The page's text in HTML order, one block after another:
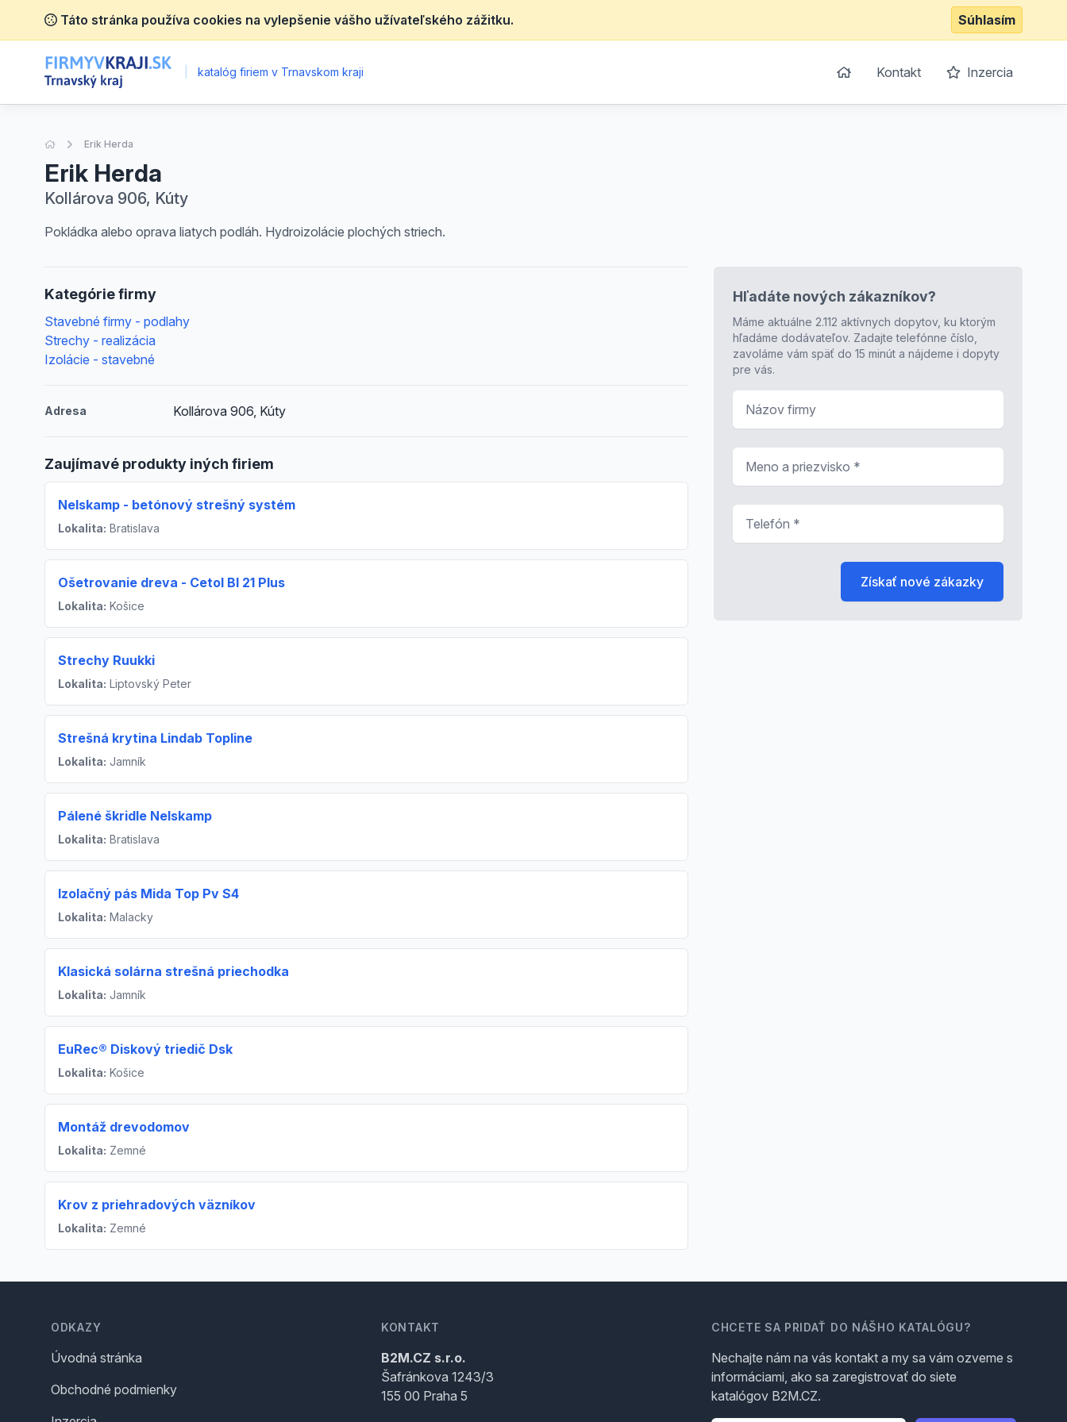
Táto stránka používa cookies na vylepšenie vášho užívateľského zážitku. Súhlasím
katalóg firiem v Trnavskom kraji Kontakt Inzercia
Úvodná stránka
Erik Herda
Erik Herda
Kollárova 906, Kúty
Pokládka alebo oprava liatych podláh. Hydroizolácie plochých striech.
Kategórie firmy
Stavebné firmy - podlahy
Strechy - realizácia
Izolácie - stavebné
Adresa Kollárova 906, Kúty
Zaujímavé produkty iných firiem
Nelskamp - betónový strešný systém
Lokalita: Bratislava
Ošetrovanie dreva - Cetol Bl 21 Plus
Lokalita: Košice
Strechy Ruukki
Lokalita: Liptovský Peter
Strešná krytina Lindab Topline
Lokalita: Jamník
Pálené škridle Nelskamp
Lokalita: Bratislava
Izolačný pás Mida Top Pv S4
Lokalita: Malacky
Klasická solárna strešná priechodka
Lokalita: Jamník
EuRec® Diskový triedič Dsk
Lokalita: Košice
Montáž drevodomov
Lokalita: Zemné
Krov z priehradových väzníkov
Lokalita: Zemné
Hľadáte nových zákazníkov?
Máme aktuálne 2.112 aktívnych dopytov, ku ktorým
hľadáme dodávateľov. Zadajte telefónne číslo,
zavoláme vám späť do 15 minút a nájdeme i dopyty
pre vás.
Získať nové zákazky
ODKAZY
Úvodná stránka
Obchodné podmienky
KONTAKT
B2M.CZ s.r.o.
Šafránkova 1243/3
155 00 Praha 5
CHCETE SA PRIDAŤ DO NÁŠHO KATALÓGU?
Nechajte nám na vás kontakt a my sa vám ozveme s
informáciami, ako sa zaregistrovať do siete
katalógov B2M.CZ.